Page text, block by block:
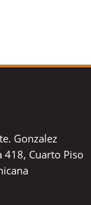
Gonzalez
418, Cuarto Piso